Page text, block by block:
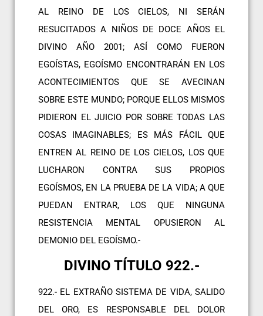
AL REINO DE LOS CIELOS, NI SERÁN
RESUCITADOS A NIÑOS DE DOCE AÑOS EL
DIVINO AÑO 2001; ASÍ COMO FUERON
EGOÍSTAS, EGOÍSMO ENCONTRARÁN EN LOS
ACONTECIMIENTOS QUE SE AVECINAN
SOBRE ESTE MUNDO; PORQUE ELLOS MISMOS
PIDIERON EL JUICIO POR SOBRE TODAS LAS
COSAS IMAGINABLES; ES MÁS FÁCIL QUE
ENTREN AL REINO DE LOS CIELOS, LOS QUE
LUCHARON CONTRA SUS PROPIOS
EGOÍSMOS, EN LA PRUEBA DE LA VIDA; A QUE
PUEDAN ENTRAR, LOS QUE NINGUNA
RESISTENCIA MENTAL OPUSIERON AL
DEMONIO DEL EGOÍSMO.-
DIVINO TÍTULO 922.-
922.- EL EXTRAÑO SISTEMA DE VIDA, SALIDO
DEL ORO, ES RESPONSABLE DEL DOLOR